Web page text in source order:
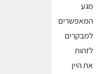
מגע
המאפשרים
למבקרים
לזהות
את היין